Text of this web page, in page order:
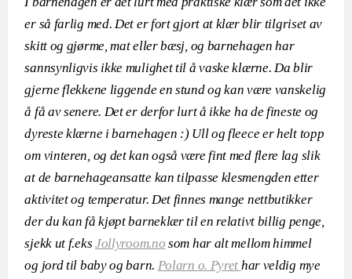
er så farlig med. Det er fort gjort at klær blir tilgriset av
skitt og gjørme, mat eller bæsj, og barnehagen har
sannsynligvis ikke mulighet til å vaske klærne. Da blir
gjerne flekkene liggende en stund og kan være vanskelig
å få av senere. Det er derfor lurt å ikke ha de fineste og
dyreste klærne i barnehagen :) Ull og fleece er helt topp
om vinteren, og det kan også være fint med flere lag slik
at de barnehageansatte kan tilpasse klesmengden etter
aktivitet og temperatur. Det finnes mange nettbutikker
der du kan få kjøpt barneklær til en relativt billig penge,
sjekk ut f.eks Jollyroom.no som har alt mellom himmel
og jord til baby og barn. Polarn o. Pyret har veldig mye